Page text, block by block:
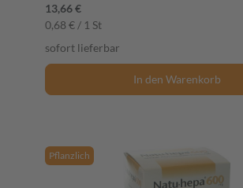
13,66 €
0,68 € / 1 St
sofort lieferbar
In den Warenkorb
Pflanzlich